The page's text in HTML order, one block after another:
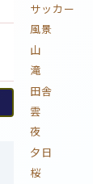
サッカー
風景
山
滝
田舎
雲
夜
夕日
桜